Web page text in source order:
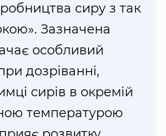
сиру з так
Зазначена
особливий
дозріванні,
сирів в окремій
температурою